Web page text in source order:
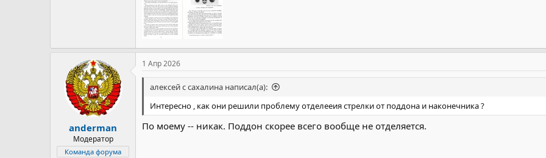
anderman
Модератор
Команда форума
1 Апр 2026
алексей с сахалина написал(а):
Интересно , как они решили проблему отделееия стрелки от поддона и наконечника ?
По моему -- никак. Поддон скорее всего вообще не отделяется.